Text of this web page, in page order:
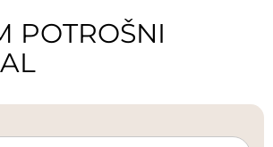
POTROŠNI